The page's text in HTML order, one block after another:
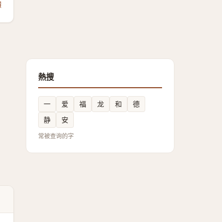
熱搜
一 爱 福 龙 和
德
静
安
常被查询的字